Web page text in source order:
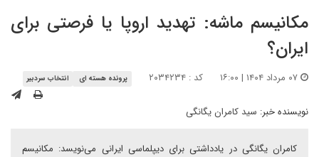
مکانیسم ماشه: تهدید اروپا یا فرصتی برای
ایران؟
کد : ۲۰۳۴۲۳۴ پرونده هسته ای انتخاب سردبیر
نویسنده خبر: سید کامران یگانگی
کامران یگانگی در یادداشتی برای دیپلماسی ایرانی می‌نویسد: مکانیسم